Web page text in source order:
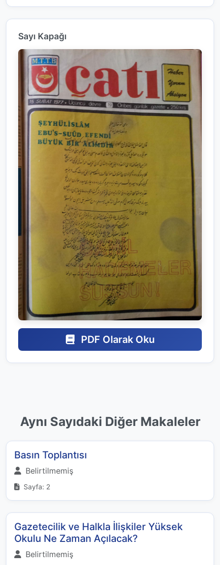
Sayı Kapağı
PDF Olarak Oku
Aynı Sayıdaki Diğer Makaleler
Basın Toplantısı
Belirtilmemiş
Sayfa: 2
Gazetecilik ve Halkla İlişkiler Yüksek
Okulu Ne Zaman Açılacak?
Belirtilmemiş